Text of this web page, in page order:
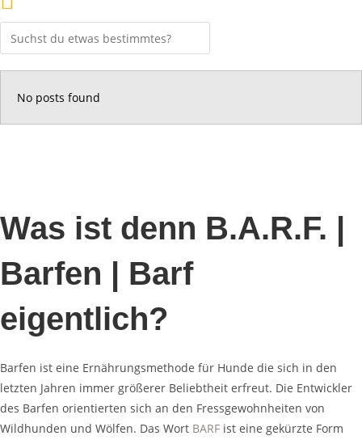
No posts found
Was ist denn B.A.R.F. |
Barfen | Barf
eigentlich?
Barfen ist eine Ernährungsmethode für Hunde die sich in den
letzten Jahren immer größerer Beliebtheit erfreut. Die Entwickler
des Barfen orientierten sich an den Fressgewohnheiten von
Wildhunden und Wölfen. Das Wort BARF ist eine gekürzte Form